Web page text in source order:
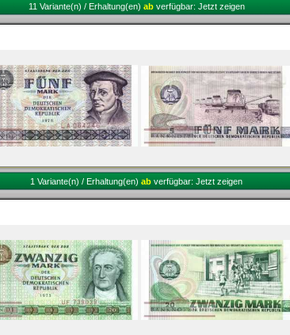
11 Variante(n) / Erhaltung(en) ab verfügbar: Jetzt zeigen
1 Variante(n) / Erhaltung(en) ab verfügbar: Jetzt zeigen